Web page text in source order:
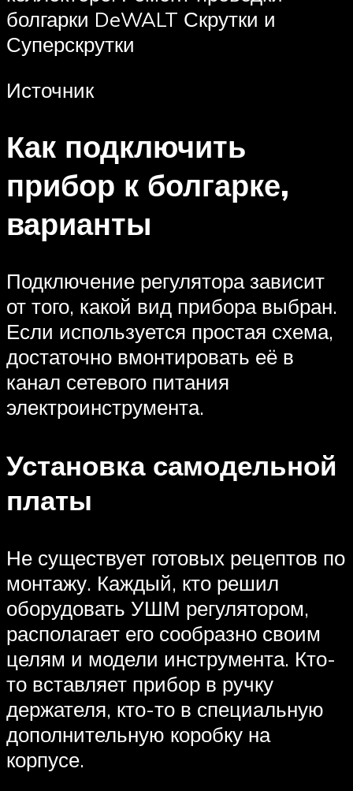
болгарки DeWALT Скрутки и
Суперскрутки
Источник
Как подключить
прибор к болгарке,
варианты
Подключение регулятора зависит
от того, какой вид прибора выбран.
Если используется простая схема,
достаточно вмонтировать её в
канал сетевого питания
электроинструмента.
Установка самодельной
платы
Не существует готовых рецептов по
монтажу. Каждый, кто решил
оборудовать УШМ регулятором,
располагает его сообразно своим
целям и модели инструмента. Кто-
то вставляет прибор в ручку
держателя, кто-то в специальную
дополнительную коробку на
корпусе.